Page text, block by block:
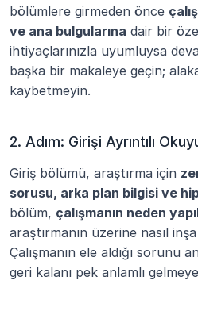
bölümlere girmeden önce
ve ana bulgularına dair bir
ihtiyaçlarınızla uyumluysa
başka bir makaleye geçin;
kaybetmeyin.
2. Adım: Girişi Ayrıntılı
Giriş bölümü, araştırma için
sorusu, arka plan bilgisi ve
bölüm, çalışmanın neden
araştırmanın üzerine nasıl inşa
Çalışmanın ele aldığı sorunu
geri kalanı pek anlamlı